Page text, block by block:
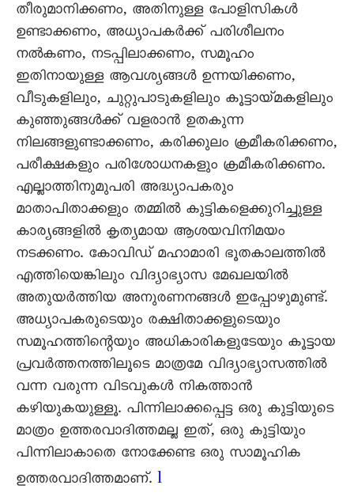
തീരുമാനിക്കണം, അതിനുള്ള പോളിസികൾ
ഉണ്ടാക്കണം, അധ്യാപകർക്ക് പരിശീലനം
നൽകണം, നടപ്പിലാക്കണം, സമൂഹം
ഇതിനായുള്ള ആവശ്യങ്ങൾ ഉന്നയിക്കണം,
വീടുകളിലും, ചുറ്റുപാടുകളിലും കൂട്ടായ്മകളിലും
കുഞ്ഞുങ്ങൾക്ക് വളരാൻ ഉതകുന്ന
നിലങ്ങളുണ്ടാക്കണം, കരിക്കുലം ക്രമീകരിക്കണം,
പരീക്ഷകളും പരിശോധനകളും ക്രമീകരിക്കണം.
എല്ലാത്തിനുമുപരി അദ്ധ്യാപകരും
മാതാപിതാക്കളും തമ്മിൽ കുട്ടികളെക്കുറിച്ചുള്ള
കാര്യങ്ങളിൽ കൃത്യമായ ആശയവിനിമയം
നടക്കണം. കോവിഡ് മഹാമാരി ഭൂതകാലത്തിൽ
എത്തിയെങ്കിലും വിദ്യാഭ്യാസ മേഖലയിൽ
അതുയർത്തിയ അനുരണനങ്ങൾ ഇപ്പോഴുമുണ്ട്.
അധ്യാപകരുടെയും രക്ഷിതാക്കളുടെയും
സമൂഹത്തിന്റെയും അധികാരികളുടേയും കൂട്ടായ
പ്രവർത്തനത്തിലൂടെ മാത്രമേ വിദ്യാഭ്യാസത്തിൽ
വന്ന വരുന്ന വിടവുകൾ നികത്താൻ
കഴിയുകയുള്ളൂ. പിന്നിലാക്കപ്പെട്ട ഒരു കുട്ടിയുടെ
മാത്രം ഉത്തരവാദിത്തമല്ല ഇത്, ഒരു കുട്ടിയും
പിന്നിലാകാതെ നോക്കേണ്ട ഒരു സാമൂഹിക
ഉത്തരവാദിത്തമാണ്. l